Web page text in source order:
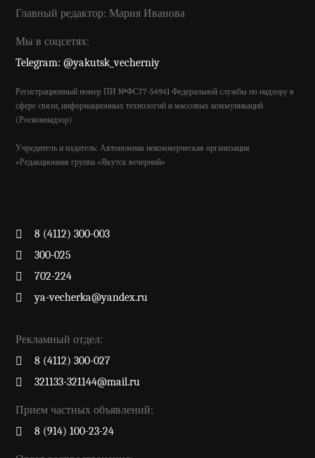
Главный редактор: Мария Иванова
Мы в соцсетях:
Telegram: @yakutsk_vecherniy
Регистрационный номер ПИ №ФС77-54941 Федеральной службы по надзору в
сфере связи, информационных технологий и массовых коммуникаций
(Роскомнадзор)
Учредитель и издатель: Автономная некоммерческая организация
«Редакционная группа «Якутск вечерний»
8 (4112) 300-003
300-025
702-224
ya-vecherka@yandex.ru
Рекламный отдел:
8 (4112) 300-027
321133-321144@mail.ru
Прием частных объявлений:
8 (914) 100-23-24